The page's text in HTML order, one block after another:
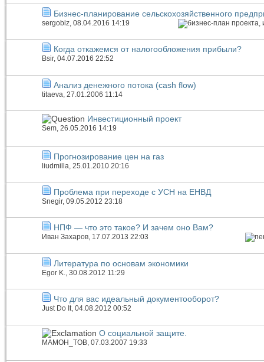
Бизнес-планирование сельскохозяйственного
sergobiz , 08.04.2016 14:19
Когда откажемся от налогообложения прибыли?
Bsir, 04.07.2016 22:52
Анализ денежного потока (cash flow)
titaeva , 27.01.2006 11:14
Инвестиционный проект
Sem, 26.05.2016 14:19
Прогнозирование цен на газ
liudmilla , 25.01.2010 20:16
Проблема при переходе с УСН на ЕНВД
Snegir, 09.05.2012 23:18
НПФ — что это такое? И зачем оно Вам?
Иван Захаров, 17.07.2013 22:03
Литература по основам экономики
Egor K., 30.08.2012 11:29
Что для вас идеальный документооборот?
Just Do It, 04.08.2012 00:52
О социальной защите.
МAMOH_TOB, 07.03.2007 19:33